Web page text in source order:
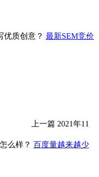
最新SEM竞价
上一篇 2021年11
百度量越来越少